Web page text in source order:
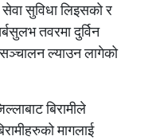
सुविधा लिइसको र
तवरमा दुर्विन
ल्याउन लागेको
बिरामीले
मागलाई